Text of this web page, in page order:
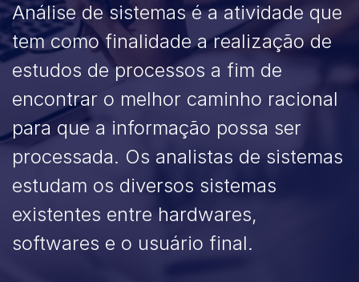
Análise de sistemas é a atividade que
tem como finalidade a realização de
estudos de processos a fim de
encontrar o melhor caminho racional
para que a informação possa ser
processada. Os analistas de sistemas
estudam os diversos sistemas
existentes entre hardwares,
softwares e o usuário final.